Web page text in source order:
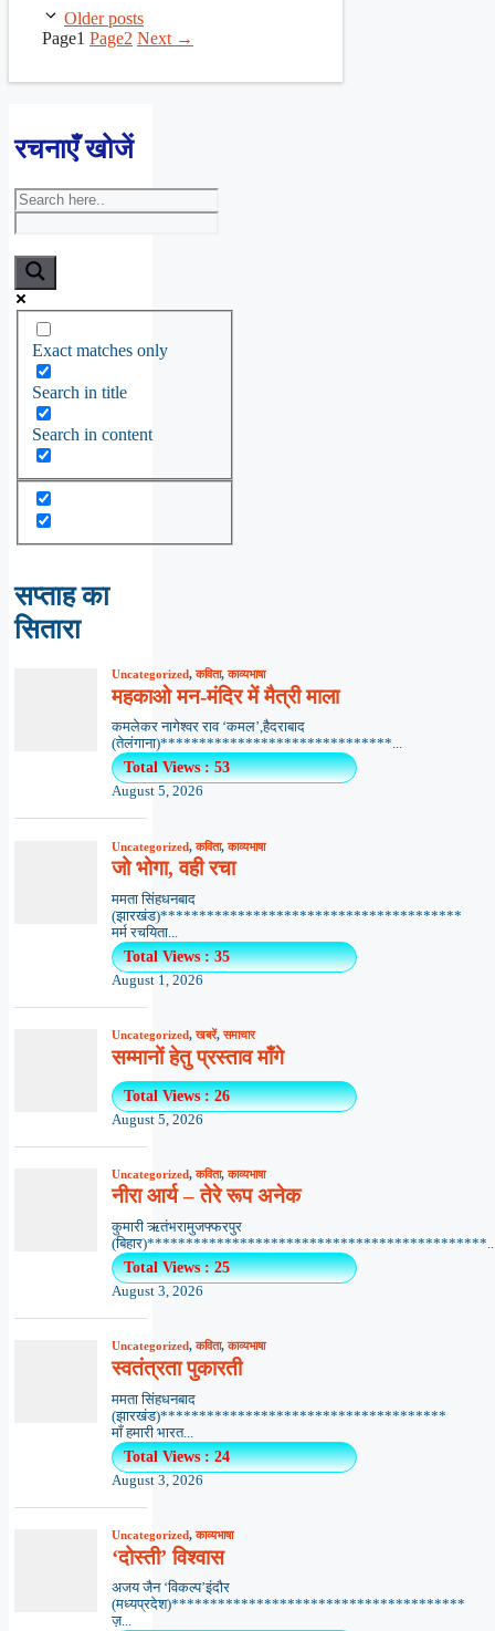
Older posts
Page1 Page2 Next →
रचनाएँ खोजें
Exact matches only
Search in title
Search in content
सप्ताह का
सितारा
Uncategorized,कविता,काव्यभाषा
महकाओ मन-मंदिर में मैत्री माला
कमलेकर नागेश्वर राव ‘कमल’,हैदराबाद
(तेलंगाना)******************************...
Total Views : 53
August 5, 2026
Uncategorized,कविता,काव्यभाषा
जो भोगा, वही रचा
ममता सिंहधनबाद
(झारखंड)***************************************
मर्म रचयिता...
Total Views : 35
August 1, 2026
Uncategorized,खबरें,समाचार
सम्मानों हेतु प्रस्ताव माँगे
Total Views : 26
August 5, 2026
Uncategorized,कविता,काव्यभाषा
नीरा आर्य – तेरे रूप अनेक
कुमारी ऋतंभरामुजफ्फरपुर
Total Views : 25
August 3, 2026
Uncategorized,कविता,काव्यभाषा
स्वतंत्रता पुकारती
ममता सिंहधनबाद
(झारखंड)*************************************
माँ हमारी भारत...
Total Views : 24
August 3, 2026
Uncategorized,काव्यभाषा
‘दोस्ती’ विश्वास
अजय जैन ‘विकल्प’इंदौर
(मध्यप्रदेश)**************************************
ज़...